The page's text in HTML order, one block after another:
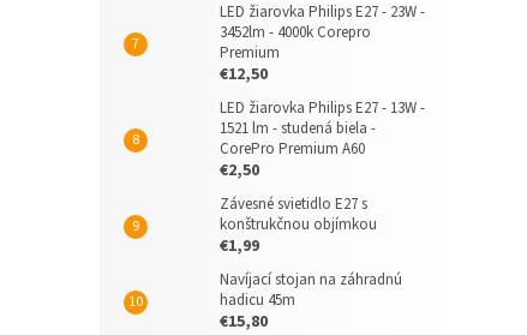
LED žiarovka Philips E27 - 23W -
3452lm - 4000k Corepro
Premium
€12,50
LED žiarovka Philips E27 - 13W -
1521 lm - studená biela -
CorePro Premium A60
€2,50
Závesné svietidlo E27 s
konštrukčnou objímkou
€1,99
Navíjací stojan na záhradnú
hadicu 45m
€15,80